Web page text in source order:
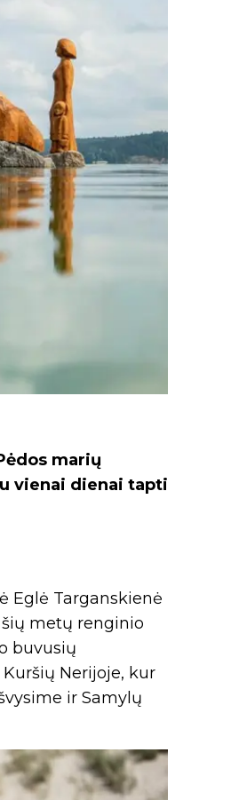
marių
vienai dienai tapti
Eglė Targanskienė
metų renginio
buvusių
Nerijoje, kur
ir Samylų